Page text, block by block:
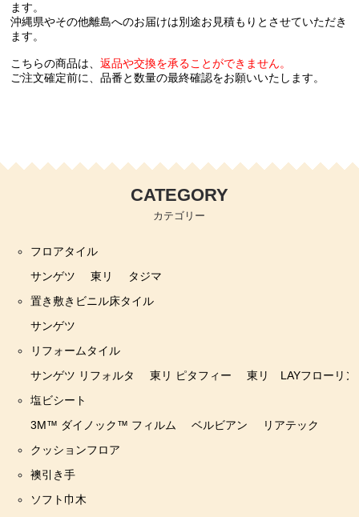
ます。
沖縄県やその他離島へのお届けは別途お見積もりとさせていただき
ます。
こちらの商品は、返品や交換を承ることができません。
ご注文確定前に、品番と数量の最終確認をお願いいたします。
CATEGORY
カテゴリー
フロアタイル
サンゲツ
東リ
タジマ
置き敷きビニル床タイル
サンゲツ
リフォームタイル
サンゲツ リフォルタ
東リ ピタフィー
東リ LAYフローリン
塩ビシート
3M™ ダイノック™ フィルム
ベルビアン
リアテック
クッションフロア
襖引き手
ソフト巾木